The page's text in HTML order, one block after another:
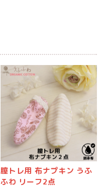
膣トレ用 布ナプキン うふ
ふわ リーフ2点